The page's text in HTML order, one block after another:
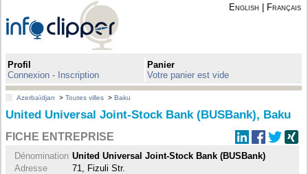
English Français
Profil
Connexion - Inscription
Panier
Votre panier est vide
Azerbaïdjan >Toutes villes >Baku
United Universal Joint-Stock Bank (BUSBank), Baku
FICHE ENTREPRISE
Dénomination United Universal Joint-Stock Bank (BUSBank)
Adresse
71, Fizuli Str.